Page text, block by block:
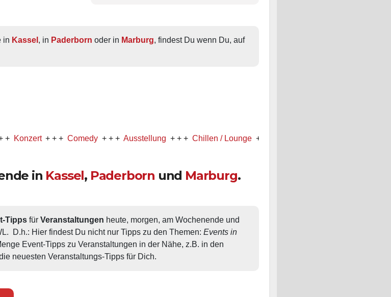
in Kassel , in Paderborn oder in Marburg, findest Du wenn Du, auf
Schön, dass Du vorbei schaust!
+ + + Comedy + + + Ausstellung + + + Chillen / Lounge + + +
in Kassel, Paderborn und Marburg.
Tipps für Veranstaltungen heute, morgen, am Wochenende und
D.h.: Hier findest Du nicht nur Tipps zu den Themen: Events in
Event-Tipps zu Veranstaltungen in der Nähe, z.B. in den
neuesten Veranstaltungs-Tipps für Dich.